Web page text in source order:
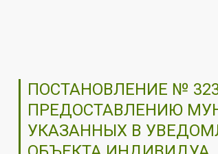
ПОСТАНОВЛЕНИЕ №
ПРЕДОСТАВЛЕНИЮ
УКАЗАННЫХ В